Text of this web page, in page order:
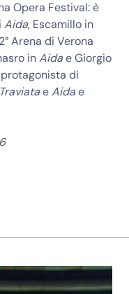
Opera Festival: è
Aida, Escamillo in
Arena di Verona
inAidae Giorgio
di
eAidae